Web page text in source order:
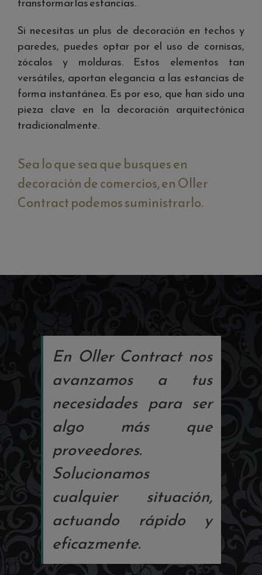
Si necesitas un plus de decoración en techos y
paredes, puedes optar por el uso de cornisas,
zócalos y molduras. Estos elementos tan
versátiles, aportan elegancia a las estancias de
forma instantánea. Es por eso, que han sido una
pieza clave en la decoración arquitectónica
tradicionalmente.
Sea lo que sea que busques en
decoración de comercios, en Oller
Contract podemos suministrarlo.
En Oller Contract nos
avanzamos a tus
necesidades para ser
algo más que
proveedores.
Solucionamos
cualquier situación,
actuando rápido y
eficazmente.